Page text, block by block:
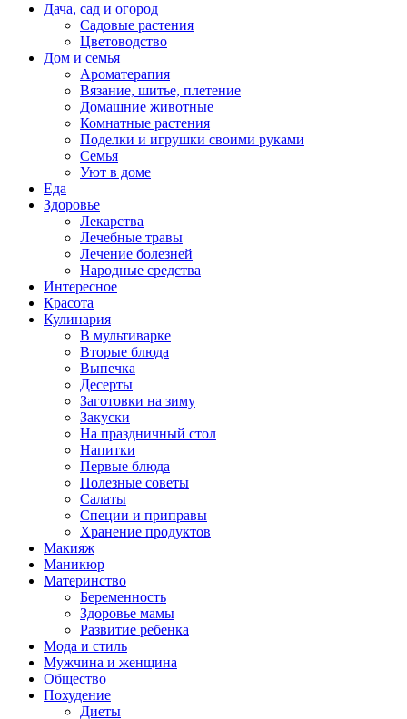
Дача, сад и огород
Садовые растения
Цветоводство
Дом и семья
Ароматерапия
Вязание, шитье, плетение
Домашние животные
Комнатные растения
Поделки и игрушки своими руками
Семья
Уют в доме
Еда
Здоровье
Лекарства
Лечебные травы
Лечение болезней
Народные средства
Интересное
Красота
Кулинария
В мультиварке
Вторые блюда
Выпечка
Десерты
Заготовки на зиму
Закуски
На праздничный стол
Напитки
Первые блюда
Полезные советы
Салаты
Специи и приправы
Хранение продуктов
Макияж
Маникюр
Материнство
Беременность
Здоровье мамы
Развитие ребенка
Мода и стиль
Мужчина и женщина
Общество
Похудение
Диеты